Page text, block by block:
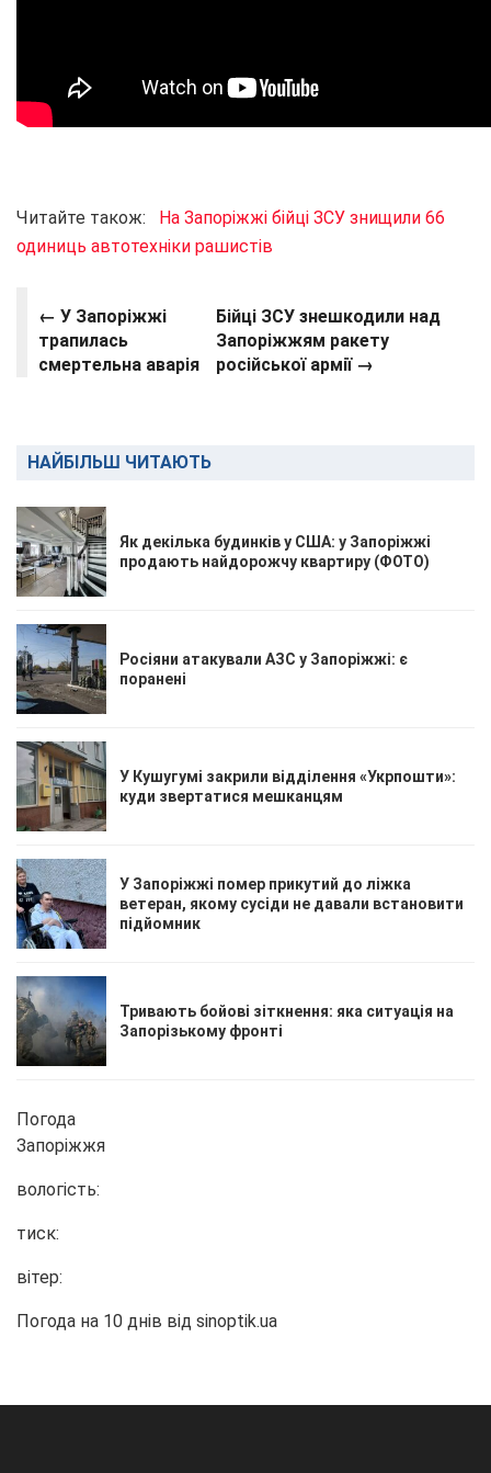
Читайте також: На Запоріжжі бійці ЗСУ знищили 66
одиниць автотехніки рашистів
← У Запоріжжі
трапилась
смертельна аварія
Бійці ЗСУ знешкодили над
Запоріжжям ракету
російської армії →
НАЙБІЛЬШ ЧИТАЮТЬ
Як декілька будинків у США: у Запоріжжі
продають найдорожчу квартиру (ФОТО)
Росіяни атакували АЗС у Запоріжжі: є
поранені
У Кушугумі закрили відділення «Укрпошти»:
куди звертатися мешканцям
У Запоріжжі помер прикутий до ліжка
ветеран, якому сусіди не давали встановити
підйомник
Тривають бойові зіткнення: яка ситуація на
Запорізькому фронті
Погода
Запоріжжя
вологість:
тиск:
вітер:
Погода на 10 днів від sinoptik.ua